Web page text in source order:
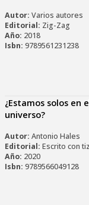
Autor: Varios autores
Editorial: Zig-Zag
Año: 2018
Isbn: 9789561231238
¿Estamos solos en
universo?
Autor: Antonio Hales
Editorial: Escrito con
Año: 2020
Isbn: 9789566049128